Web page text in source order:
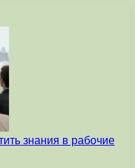
знания в рабочие